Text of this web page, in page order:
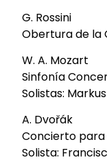
G. Rossini
Obertura de la
W. A. Mozart
Sinfonía
Solistas:
A. Dvořák
Concierto para
Solista: